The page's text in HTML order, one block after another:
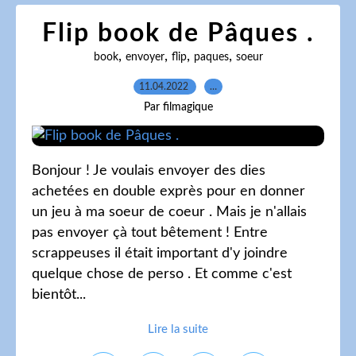
Flip book de Pâques .
book, envoyer, flip, paques, soeur
11.04.2022 …
Par filmagique
Bonjour ! Je voulais envoyer des dies
achetées en double exprès pour en donner
un jeu à ma soeur de coeur . Mais je n'allais
pas envoyer çà tout bêtement ! Entre
scrappeuses il était important d'y joindre
quelque chose de perso . Et comme c'est
bientôt...
Lire la suite